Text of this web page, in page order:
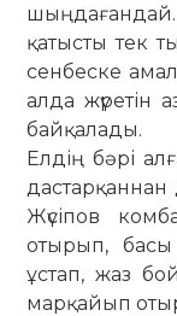
шыңдағандай.
қатысты тек
сенбеске
алда жүретін
байқалады.
Елдің бәрі
дастарқаннан
Жү­сіпов
отырып, басы
ұстап, жаз
мар­қайып